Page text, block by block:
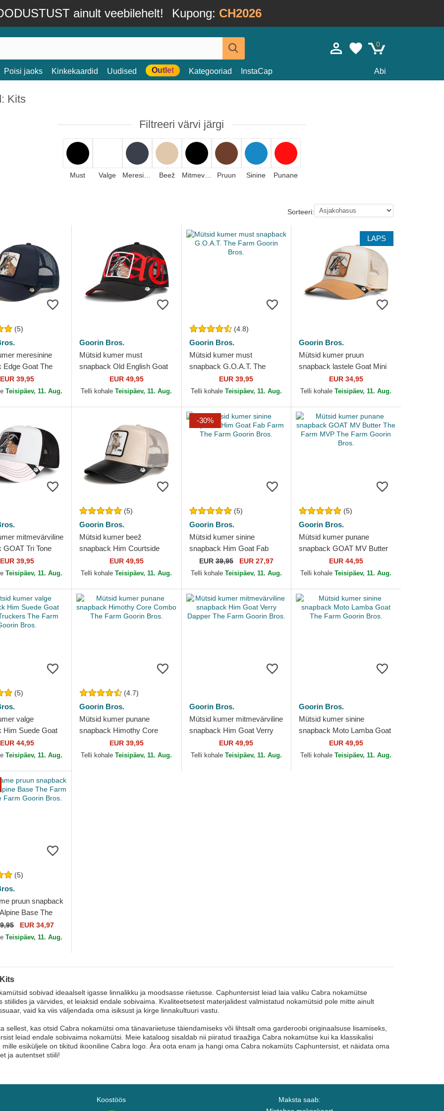
ainult veebilehelt! Kupong: CH2026
0
Poisi jaoks Kinkekaardid Uudised Outlet Kategooriad InstaCap Abi
Kits
Filtreeri värvi järgi
Must Valge Meresinine Beež Mitmevärviline Pruun Sinine Punane
Sorteeri:
(5)
meresinine
Edge Goat The
Bros.
EUR 39,95
Teisipäev, 11. Aug.
Goorin Bros.
Mütsid kumer must
snapback Old English Goat
The Farm Goorin Bros.
EUR 49,95
Telli kohaleTeisipäev, 11. Aug.
(4.8)
Goorin Bros.
Mütsid kumer must
snapback G.O.A.T. The
Farm Goorin Bros.
EUR 39,95
Telli kohale Teisipäev, 11. Aug.
LAPS
Goorin Bros.
Mütsid kumer pruun
snapback lastele Goat Mini
The Farm Goorin Bros.
EUR 34,95
Telli kohaleTeisipäev, 11. Aug.
mitmevärviline
GOAT Tri Tone
Goorin Bros.
EUR 39,95
Teisipäev, 11. Aug.
(5)
Goorin Bros.
Mütsid kumer beež
snapback Him Courtside
The Farm Goorin Bros.
EUR 49,95
Telli kohaleTeisipäev, 11. Aug.
-30%
(5)
Goorin Bros.
Mütsid kumer sinine
snapback Him Goat Fab
Farm The Farm Goorin Bros.
EUR39,95 EUR 27,97
Telli kohale Teisipäev, 11. Aug.
(5)
Goorin Bros.
Mütsid kumer punane
snapback GOAT MV Butter
The Farm MVP The Farm
Goorin Bros.
EUR 44,95
Telli kohaleTeisipäev, 11. Aug.
(5)
valge
Him Suede Goat
The Farm
EUR 44,95
Teisipäev, 11. Aug.
(4.7)
Goorin Bros.
Mütsid kumer punane
snapback Himothy Core
Combo The Farm Goorin
Bros.
EUR 39,95
Telli kohaleTeisipäev, 11. Aug.
Goorin Bros.
Mütsid kumer mitmevärviline
snapback Him Goat Verry
Dapper The Farm Goorin
Bros.
EUR 49,95
Telli kohale Teisipäev, 11. Aug.
Goorin Bros.
Mütsid kumer sinine
snapback Moto Lamba Goat
The Farm Goorin Bros.
EUR 49,95
Telli kohaleTeisipäev, 11. Aug.
(5)
pruun snapback
Base The
The Farm Goorin
EUR 34,97
Teisipäev, 11. Aug.
sobivad ideaalselt igasse linnalikku ja moodsasse riietusse. Caphuntersist leiad laia valiku Cabra nokamütse
stiilides ja värvides, et leiaksid endale sobivaima. Kvaliteetsetest materjalidest valmistatud nokamütsid pole mitte ainult
vaid ka viis väljendada oma isiksust ja kirge linnakultuuri vastu.
sellest, kas otsid Cabra nokamütsi oma tänavariietuse täiendamiseks või lihtsalt oma garderoobi originaalsuse lisamiseks,
leiad endale sobivaima nokamütsi. Meie kataloog sisaldab nii piiratud tiraažiga Cabra nokamütse kui ka klassikalisi
mille esiküljele on tikitud ikooniline Cabra logo. Ära oota enam ja hangi oma Cabra nokamüts Caphuntersist, et näidata oma
ja autentset stiili!
Koostöös
Maksta saab: